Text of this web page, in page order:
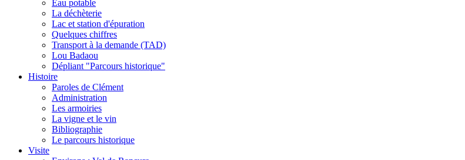
Eau potable
La déchèterie
Lac et station d'épuration
Quelques chiffres
Transport à la demande (TAD)
Lou Badaou
Dépliant "Parcours historique"
Histoire
Paroles de Clément
Administration
Les armoiries
La vigne et le vin
Bibliographie
Le parcours historique
Visite